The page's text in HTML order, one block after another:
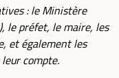
: le Ministère
le préfet, le maire, les
et également les
compte.